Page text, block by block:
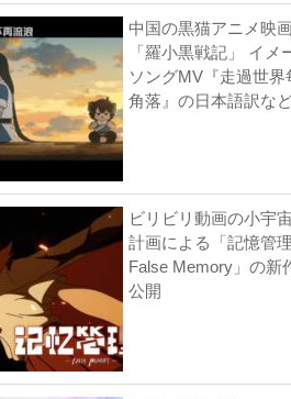
中国の黒猫アニメ映
「羅小黒戦記」 イメ
ソングMV『走過世界
角落』の日本語訳な
ビリビリ動画の小宇
計画による「記憶管
False Memory」の新
公開